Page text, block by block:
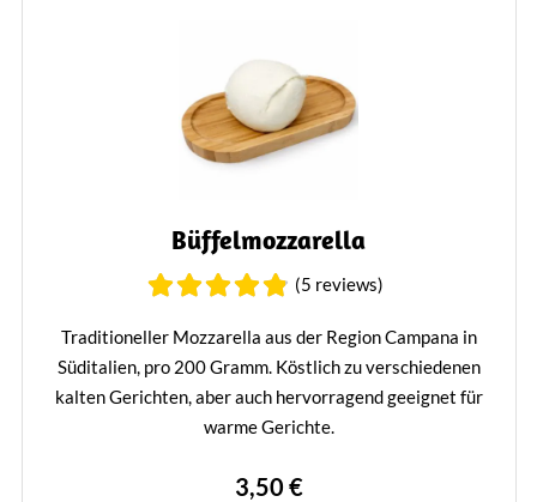
Büffelmozzarella
(5 reviews)
Traditioneller Mozzarella aus der Region Campana in
Süditalien, pro 200 Gramm. Köstlich zu verschiedenen
kalten Gerichten, aber auch hervorragend geeignet für
warme Gerichte.
3,50 €